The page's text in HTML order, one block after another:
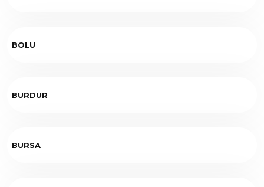
BOLU
BURDUR
BURSA